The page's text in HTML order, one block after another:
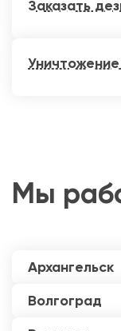
Заказать
Мы
Архангельск
Волгоград